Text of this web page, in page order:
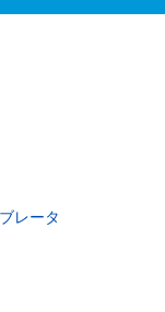
レータ